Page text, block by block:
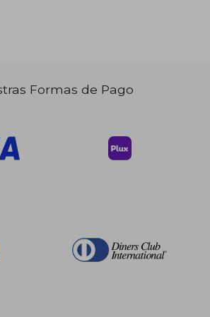
Formas de Pago